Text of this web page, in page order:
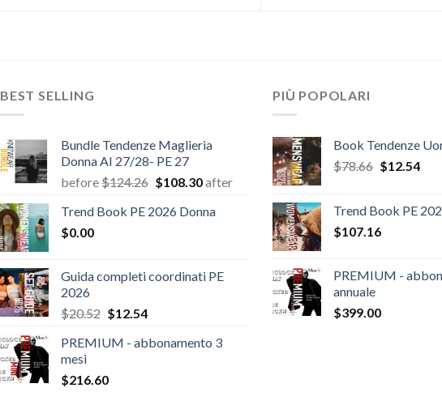
BEST SELLING
Bundle Tendenze Maglieria
Donna AI 27/28- PE 27
before$124.26 Il
originale
$108.30Il
attuale
after
Trend Book PE 2026 Donna
$0.00
Guida completi coordinati PE
2026
$20.52 Il
originale
$20.52.
$12.54Il
attuale
PREMIUM - abbonamento 3
mesi
$216.60
PIÙ POPOLARI
Book Tendenze
$78.66 Il
era:
$78.66.
$12.54Il
è:
Trend Book PE
$107.16
PREMIUM -
annuale
$399.00